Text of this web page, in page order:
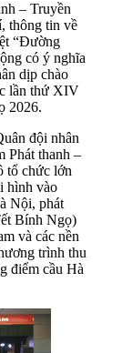
– Truyền
thông tin về
“Đường
có ý nghĩa
dịp chào
lần thứ XIV
2026.
đội nhân
Phát thanh –
tổ chức lớn
hình vào
Nội, phát
Bính Ngọ)
và các nền
trình thu
điểm cầu Hà